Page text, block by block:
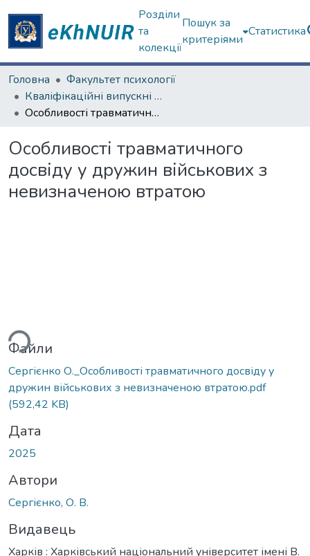
Розділи
та
колекції
Пошук за
критеріями
Статистика
Головна
Факультет психології
Кваліфікаційні випускні роботи магістрів. Факультет психології
Особливості травматичного досвіду у дружин військових з невизначеною втратою
Особливості травматичного
досвіду у дружин військових з
невизначеною втратою
Файли
Сергієнко О._Особливості травматичного досвіду у
дружин військових з невизначеною втратою.pdf
(592,42 KB)
Дата
2025
Автори
Сергієнко, О. В.
Видавець
Харків : Харківський національний університет імені В.